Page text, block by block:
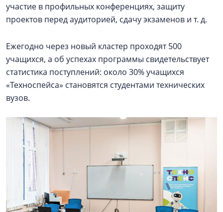
участие в профильных конференциях, защиту
проектов перед аудиторией, сдачу экзаменов и т. д.
Ежегодно через новый кластер проходят 500
учащихся, а об успехах программы свидетельствует
статистика поступлений: около 30% учащихся
«Техноспейса» становятся студентами технических
вузов.